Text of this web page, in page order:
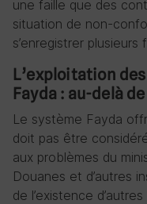
une faille que des
situation de non-
s’enregistrer plusieurs
L’exploitation
Fayda : au-delà
Le système Fayda
doit pas être
aux problèmes du
Douanes et d’autres
de l’existence